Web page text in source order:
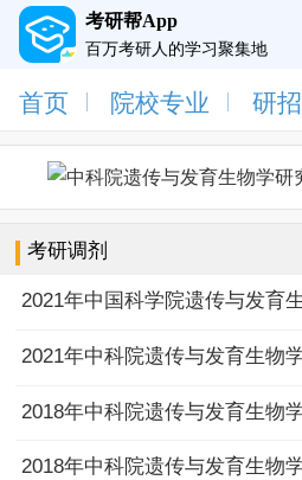
考研帮App
百万考研人的学习聚集地
首页 院校专业 研招
考研调剂